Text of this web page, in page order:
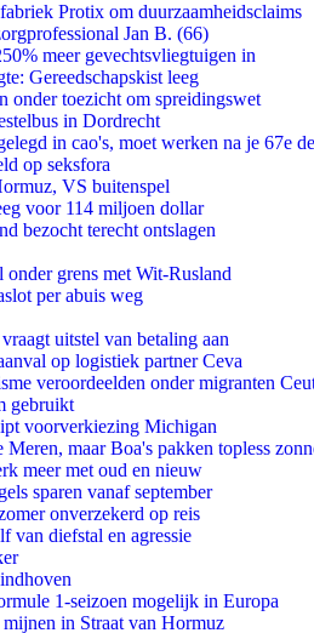
Protix om duurzaamheidsclaims
Jan B. (66)
meer gevechtsvliegtuigen in
Gereedschapskist leeg
onder toezicht om spreidingswet
in Dordrecht
in cao's, moet werken na je 67e
op seksfora
VS buitenspel
voor 114 miljoen dollar
bezocht terecht ontslagen
grens met Wit-Rusland
per abuis weg
uitstel van betaling aan
op logistiek partner Ceva
veroordeelden onder migranten
gebruikt
voorverkiezing Michigan
maar Boa's pakken topless
meer met oud en nieuw
sparen vanaf september
onverzekerd op reis
van diefstal en agressie
1-seizoen mogelijk in Europa
in Straat van Hormuz